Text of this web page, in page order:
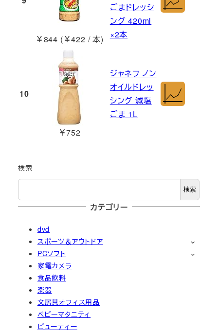
￥844 (￥422 / 本)
ごまドレッシ
ング 420ml
×2本
10
￥752
ジャネフ ノン
オイルドレッ
シング 減塩
ごま 1L
検索
検索
カテゴリー
dvd
スポーツ＆アウトドア
PCソフト
家電カメラ
食品飲料
楽器
文房具オフィス用品
ベビーマタニティ
ビューティー